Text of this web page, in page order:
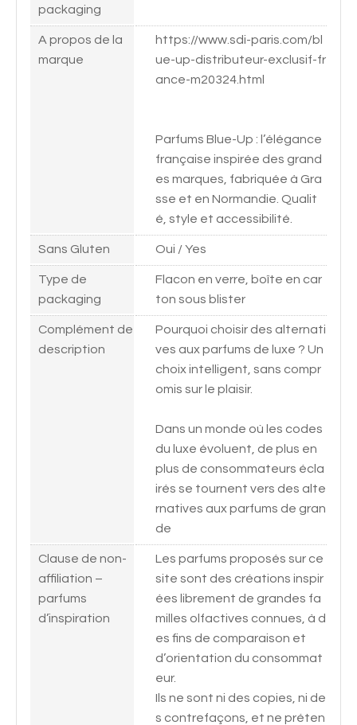
packaging
A propos de la
marque
https://www.sdi-paris.com/bl
ue-up-distributeur-exclusif-fr
ance-m20324.html
Parfums Blue-Up : l’élégance
française inspirée des grand
es marques, fabriquée à Gra
sse et en Normandie. Qualit
é, style et accessibilité.
Sans Gluten Oui / Yes
Type de
packaging
Flacon en verre, boîte en car
ton sous blister
Complément de
description
Pourquoi choisir des alternati
ves aux parfums de luxe ? Un
choix intelligent, sans compr
omis sur le plaisir.
Dans un monde où les codes
du luxe évoluent, de plus en
plus de consommateurs écla
irés se tournent vers des alte
rnatives aux parfums de gran
de
Clause de non-
affiliation –
parfums
d’inspiration
Les parfums proposés sur ce
site sont des créations inspir
ées librement de grandes fa
milles olfactives connues, à d
es fins de comparaison et
d’orientation du consommat
eur.
Ils ne sont ni des copies, ni de
s contrefaçons, et ne préten